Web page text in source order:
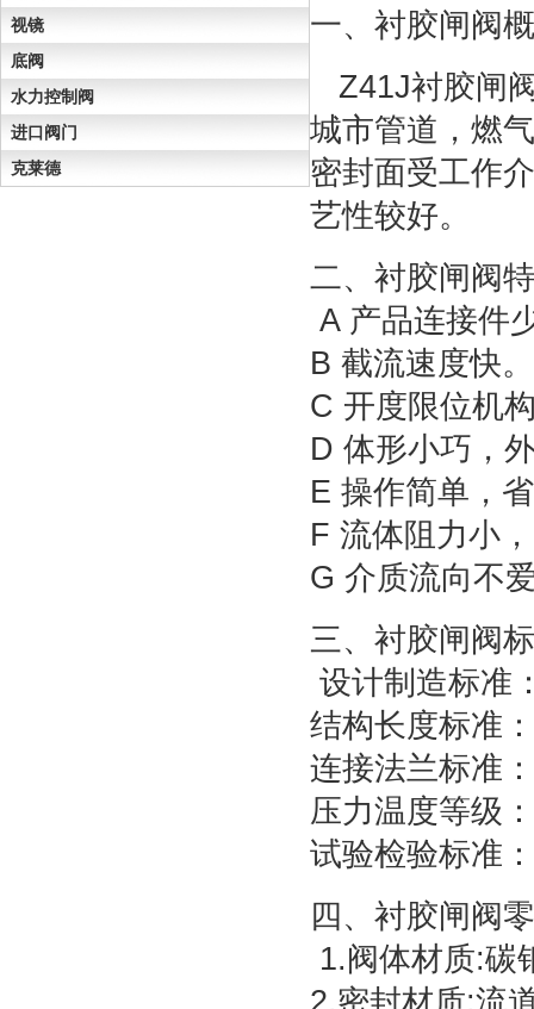
视镜
底阀
水力控制阀
进口阀门
克莱德
一、衬胶闸阀
Z41J衬胶闸
城市管道，燃
密封面受工作
艺性较好。
二、衬胶闸阀
A 产品连接件
B 截流速度快
C 开度限位机
D 体形小巧，
E 操作简单，
F 流体阻力小
G 介质流向不
三、衬胶闸阀
设计制造标准
结构长度标准
连接法兰标准
压力温度等级
试验检验标准
四、衬胶闸阀
1.阀体材质:碳
2.密封材质:流